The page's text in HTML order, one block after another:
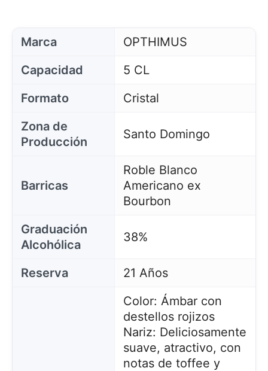
Marca
OPTHIMUS
Capacidad
5 CL
Formato
Cristal
Zona de
Producción
Santo Domingo
Barricas
Roble Blanco
Americano ex
Bourbon
Graduación
Alcohólica
38%
Reserva 21 Años
Color: Ámbar con
destellos rojizos
Nariz: Deliciosamente
suave, atractivo, con
notas de toffee y